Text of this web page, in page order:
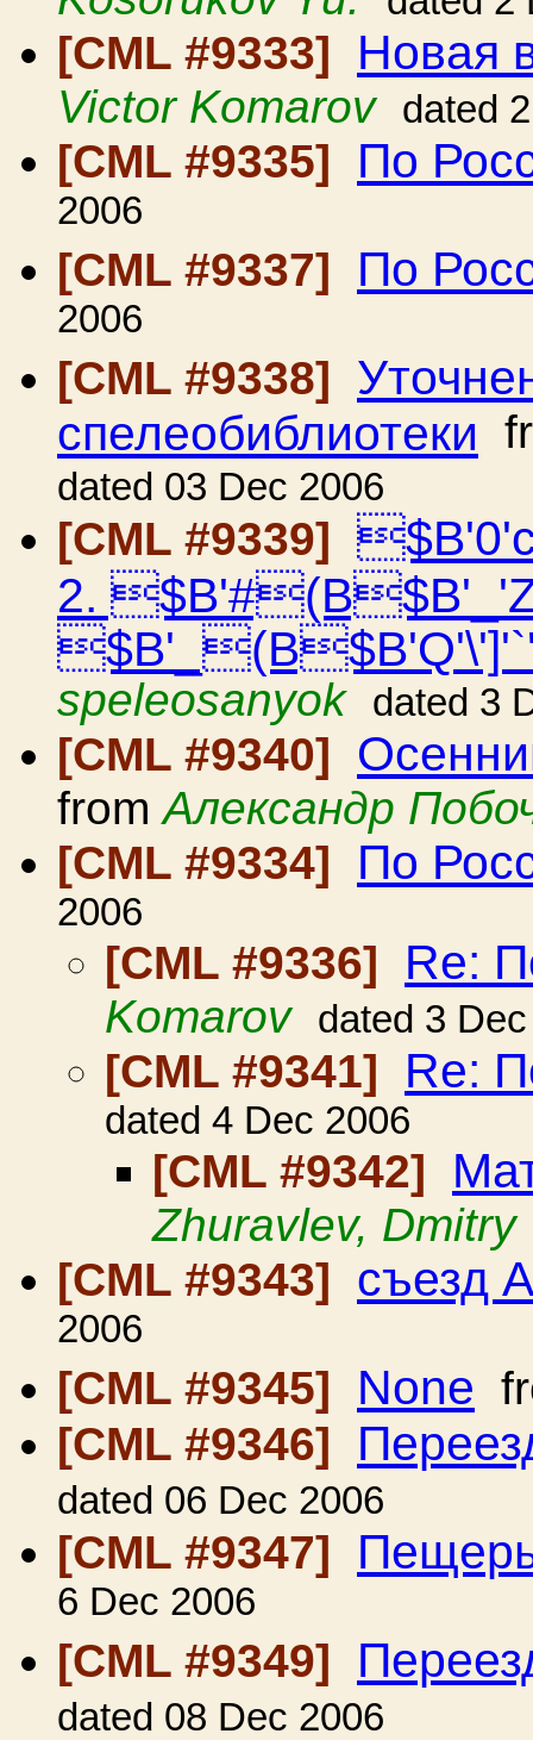
[CML #9333] Новая
Victor Komarov dated
[CML #9335] По
2006
[CML #9337]
По
2006
[CML #9338]
спелеобиблиотеки
dated 03 Dec 2006
[CML #9339]
2.
speleosanyok
dated 3
[CML #9340]
fromАлександр
[CML #9334]
По
2006
[CML #9336] Re:
Komarov dated 3
[CML #9341] Re:
dated 4 Dec 2006
[CML #9342]
Zhuravlev, Dmitry
[CML #9343] съезд
2006
[CML #9345]
None
[CML #9346]
dated 06 Dec 2006
[CML #9347]
6 Dec 2006
[CML #9349]
dated 08 Dec 2006